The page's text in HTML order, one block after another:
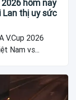
2026 hôm nay
thị uy sức
V.Cup 2026
Nam vs...